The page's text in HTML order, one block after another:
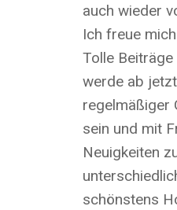
auch wieder
Ich freue
Tolle
werde ab
regelmäßiger
sein und mit
Neuigkeiten
schönstens